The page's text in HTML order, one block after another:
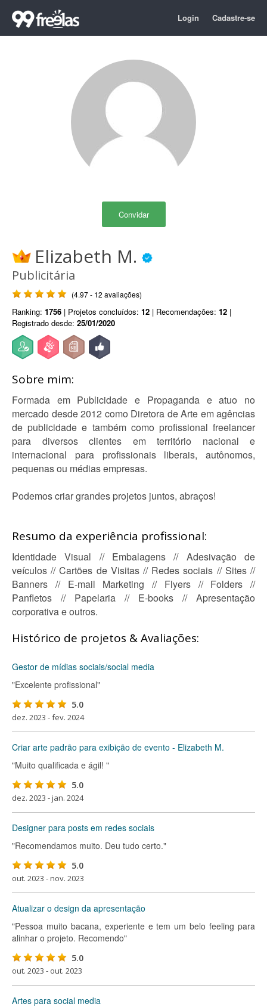
Login Cadastre-se
Convidar
Elizabeth M.
Publicitária
(4.97 - 12 avaliações)
Ranking: 1756 | Projetos concluídos: 12 | Recomendações: 12 |
Registrado desde: 25/01/2020
Sobre mim:
Formada em Publicidade e Propaganda e atuo no
mercado desde 2012 como Diretora de Arte em agências
de publicidade e também como profissional freelancer
para diversos clientes em território nacional e
internacional para profissionais liberais, autônomos,
pequenas ou médias empresas.
Podemos criar grandes projetos juntos, abraços!
Resumo da experiência profissional:
Identidade Visual // Embalagens // Adesivação de
veículos // Cartões de Visitas // Redes sociais // Sites //
Banners // E-mail Marketing // Flyers // Folders //
Panfletos // Papelaria // E-books // Apresentação
corporativa e outros.
Histórico de projetos & Avaliações:
Gestor de mídias sociais/social media
"Excelente profissional"
5.0
dez. 2023 - fev. 2024
Criar arte padrão para exibição de evento - Elizabeth M.
"Muito qualificada e ágil! "
5.0
dez. 2023 - jan. 2024
Designer para posts em redes sociais
"Recomendamos muito. Deu tudo certo."
5.0
out. 2023 - nov. 2023
Atualizar o design da apresentação
"Pessoa muito bacana, experiente e tem um belo feeling para
alinhar o projeto. Recomendo"
5.0
out. 2023 - out. 2023
Artes para social media